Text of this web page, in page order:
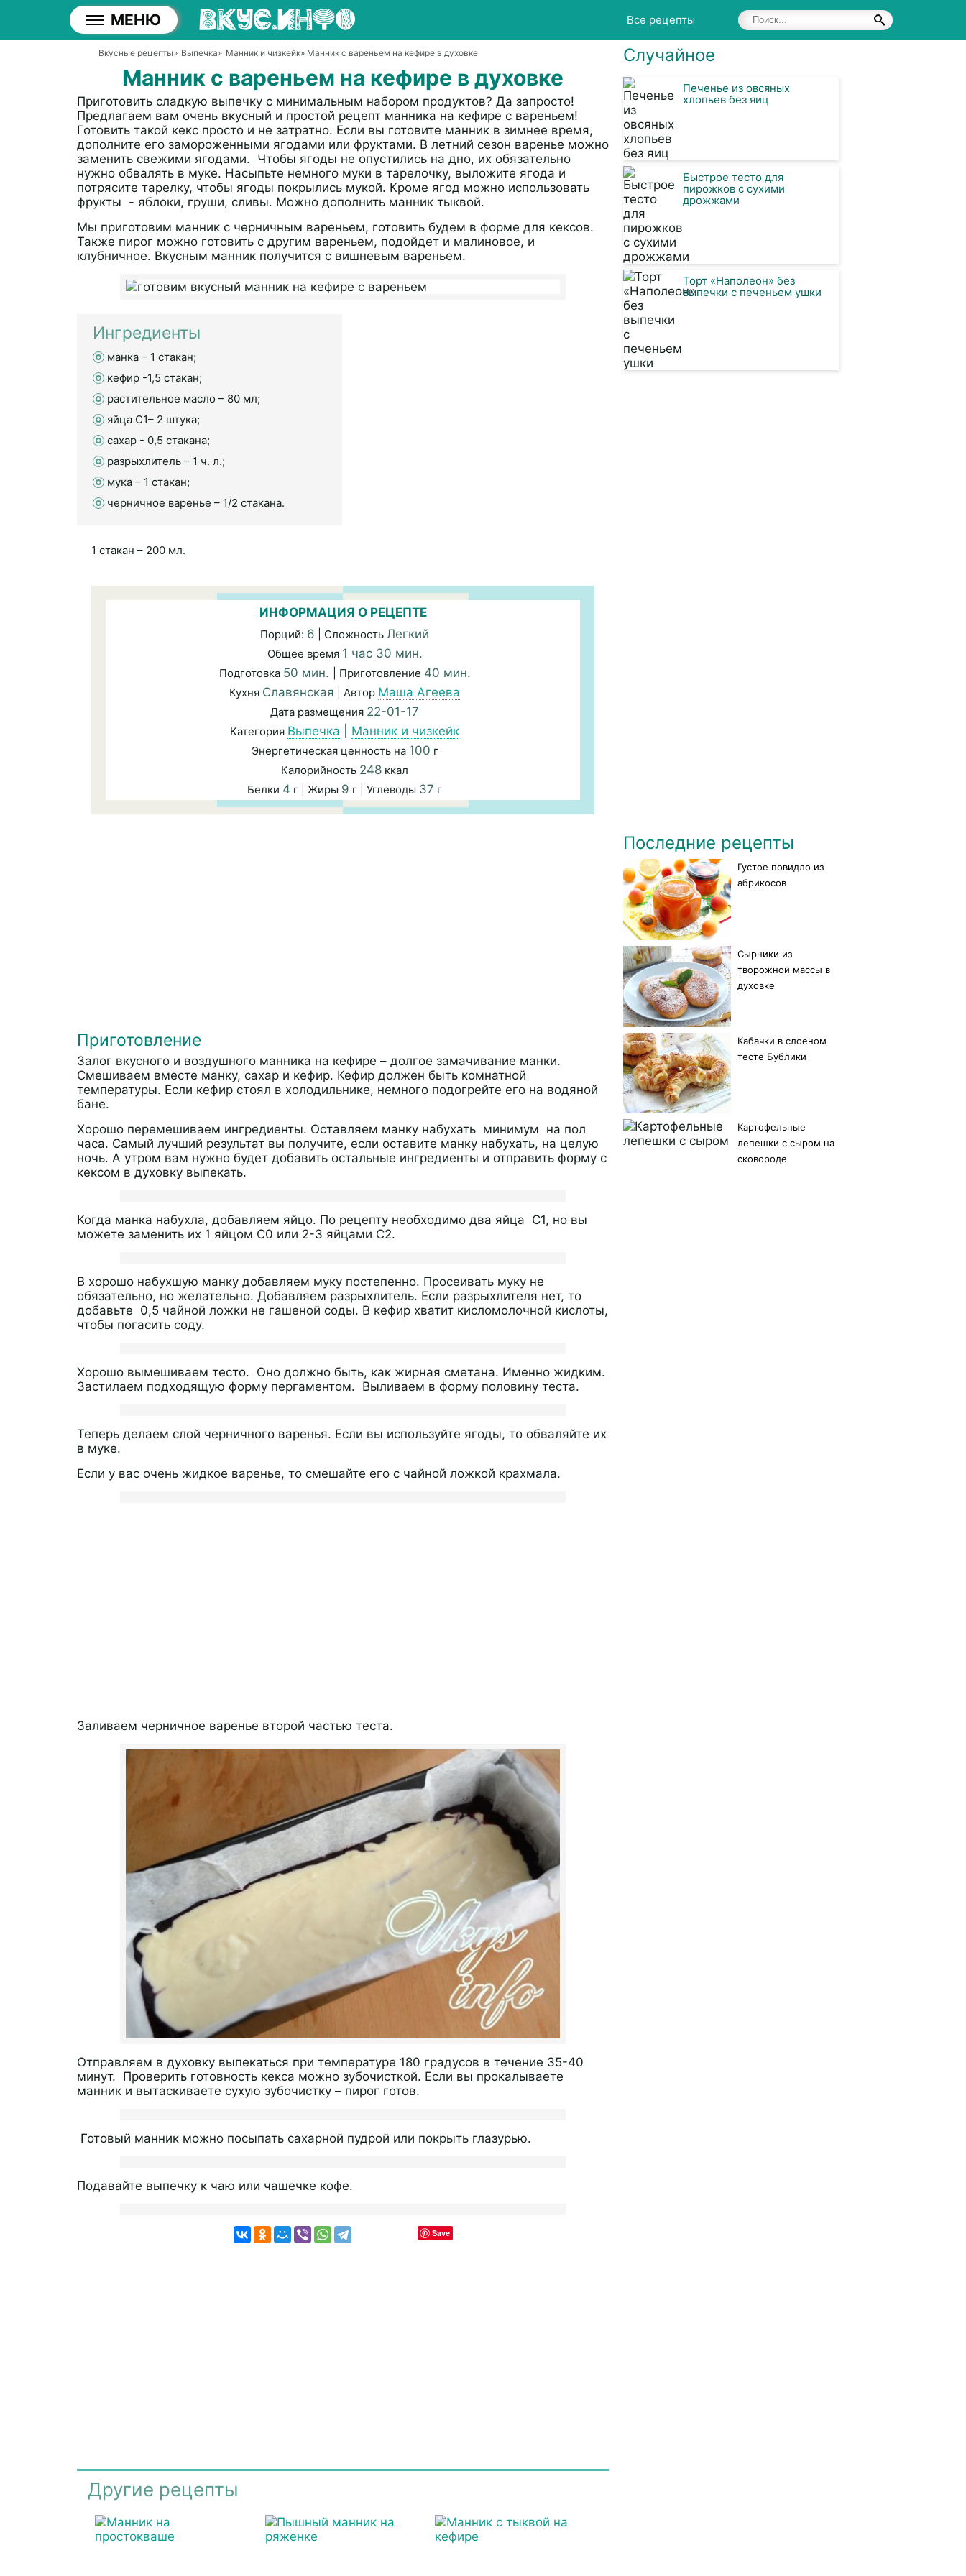
МЕНЮ Все рецепты
Вкусные рецепты» Выпечка» Манник и чизкейк» Манник с вареньем на кефире в духовке
Манник с вареньем на кефире в духовке
Приготовить сладкую выпечку с минимальным набором продуктов? Да запросто!
Предлагаем вам очень вкусный и простой рецепт манника на кефире с вареньем!
Готовить такой кекс просто и не затратно. Если вы готовите манник в зимнее время,
дополните его замороженными ягодами или фруктами. В летний сезон варенье можно
заменить свежими ягодами. Чтобы ягоды не опустились на дно, их обязательно
нужно обвалять в муке. Насыпьте немного муки в тарелочку, выложите ягода и
потрясите тарелку, чтобы ягоды покрылись мукой. Кроме ягод можно использовать
фрукты - яблоки, груши, сливы. Можно дополнить манник тыквой.
Мы приготовим манник с черничным вареньем, готовить будем в форме для кексов.
Также пирог можно готовить с другим вареньем, подойдет и малиновое, и
клубничное. Вкусным манник получится с вишневым вареньем.
Ингредиенты
манка – 1 стакан;
кефир -1,5 стакан;
растительное масло – 80 мл;
яйца С1– 2 штука;
сахар - 0,5 стакана;
разрыхлитель – 1 ч. л.;
мука – 1 стакан;
черничное варенье – 1/2 стакана.
1 стакан – 200 мл.
ИНФОРМАЦИЯ О РЕЦЕПТЕ
Порций: 6 | Сложность Легкий
Общее время 1 час 30 мин.
Подготовка 50 мин. | Приготовление 40 мин.
Кухня Славянская | Автор Маша Агеева
Дата размещения 22-01-17
Категория Выпечка Манник и чизкейк
Энергетическая ценность на 100 г
Калорийность 248 ккал
Белки 4 г | Жиры 9 г | Углеводы 37 г
Приготовление
Залог вкусного и воздушного манника на кефире – долгое замачивание манки.
Смешиваем вместе манку, сахар и кефир. Кефир должен быть комнатной
температуры. Если кефир стоял в холодильнике, немного подогрейте его на водяной
бане.
Хорошо перемешиваем ингредиенты. Оставляем манку набухать минимум на пол
часа. Самый лучший результат вы получите, если оставите манку набухать, на целую
ночь. А утром вам нужно будет добавить остальные ингредиенты и отправить форму с
кексом в духовку выпекать.
Когда манка набухла, добавляем яйцо. По рецепту необходимо два яйца С1, но вы
можете заменить их 1 яйцом С0 или 2-3 яйцами С2.
В хорошо набухшую манку добавляем муку постепенно. Просеивать муку не
обязательно, но желательно. Добавляем разрыхлитель. Если разрыхлителя нет, то
добавьте 0,5 чайной ложки не гашеной соды. В кефир хватит кисломолочной кислоты,
чтобы погасить соду.
Хорошо вымешиваем тесто. Оно должно быть, как жирная сметана. Именно жидким.
Застилаем подходящую форму пергаментом. Выливаем в форму половину теста.
Теперь делаем слой черничного варенья. Если вы используйте ягоды, то обваляйте их
в муке.
Если у вас очень жидкое варенье, то смешайте его с чайной ложкой крахмала.
Заливаем черничное варенье второй частью теста.
Отправляем в духовку выпекаться при температуре 180 градусов в течение 35-40
минут. Проверить готовность кекса можно зубочисткой. Если вы прокалываете
манник и вытаскиваете сухую зубочистку – пирог готов.
Готовый манник можно посыпать сахарной пудрой или покрыть глазурью.
Подавайте выпечку к чаю или чашечке кофе.
Save
Другие рецепты
Случайное
Печенье из овсяных
хлопьев без яиц
Быстрое тесто для
пирожков с сухими
дрожжами
Торт «Наполеон» без
выпечки с печеньем ушки
Последние рецепты
Густое повидло из
абрикосов
Сырники из
творожной массы в
духовке
Кабачки в слоеном
тесте Бублики
Картофельные
лепешки с сыром на
сковороде